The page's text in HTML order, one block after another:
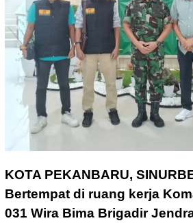
KOTA PEKANBARU,
Bertempat di ruang kerja
031 Wira Bima Brigadir